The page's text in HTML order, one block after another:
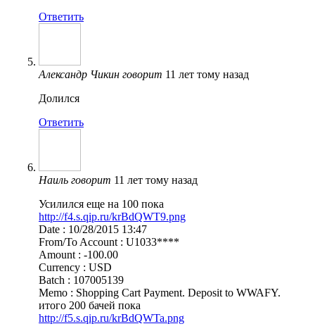
Ответить
Александр Чикин говорит 11 лет тому назад
Долился
Ответить
Наиль говорит 11 лет тому назад
Усилился еще на 100 пока
http://f4.s.qip.ru/krBdQWT9.png
Date : 10/28/2015 13:47
From/To Account : U1033****
Amount : -100.00
Currency : USD
Batch : 107005139
Memo : Shopping Cart Payment. Deposit to WWAFY.
итого 200 бачей пока
http://f5.s.qip.ru/krBdQWTa.png